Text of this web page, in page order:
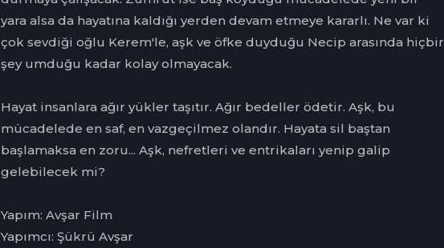
yara alsa da hayatına kaldığı yerden devam etmeye kararlı. Ne var ki
çok sevdiği oğlu Kerem'le, aşk ve öfke duyduğu Necip arasında hiçbir
şey umduğu kadar kolay olmayacak.
Hayat insanlara ağır yükler taşıtır. Ağır bedeller ödetir. Aşk, bu
mücadelede en saf, en vazgeçilmez olandır. Hayata sil baştan
başlamaksa en zoru... Aşk, nefretleri ve entrikaları yenip galip
gelebilecek mi?
Yapım: Avşar Film
Yapımcı: Şükrü Avşar